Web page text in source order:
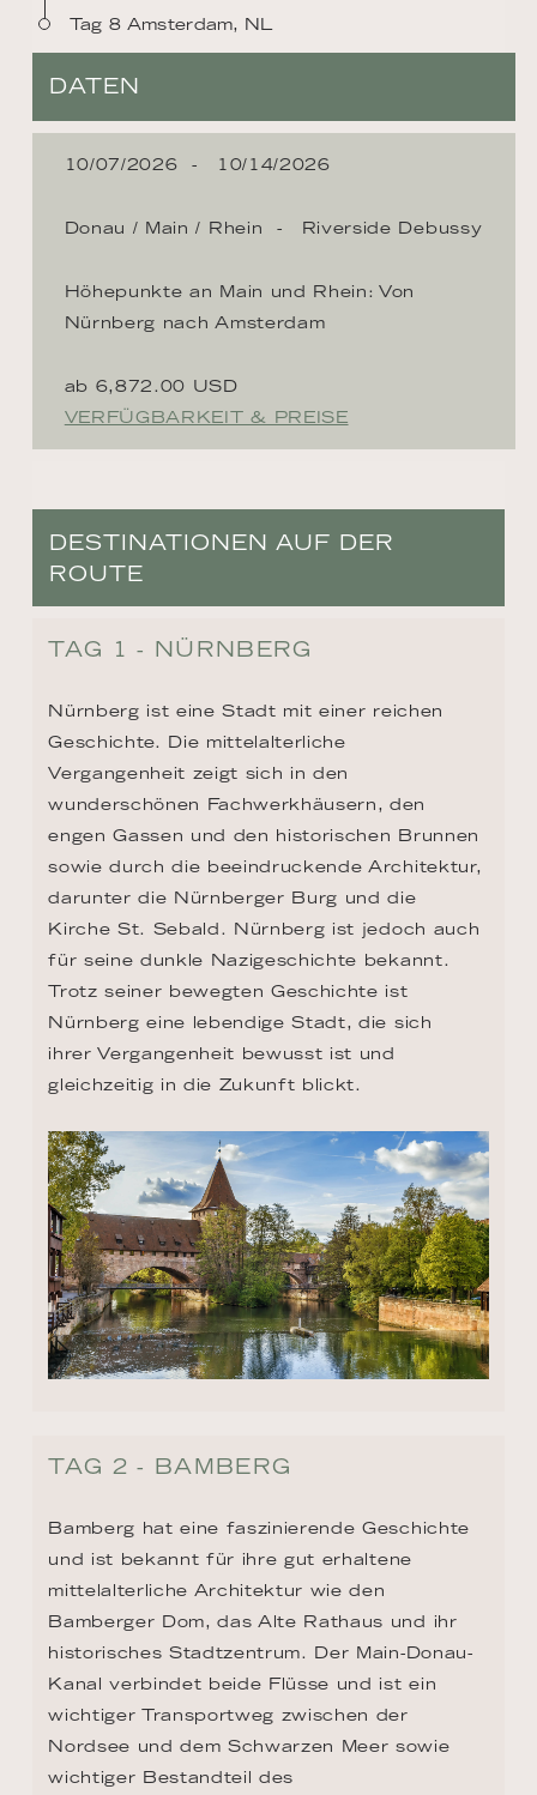
Tag 8 Amsterdam, NL
DATEN
10/07/2026 10/14/2026
Donau / Main / Rhein Riverside Debussy
Höhepunkte an Main und Rhein: Von
Nürnberg nach Amsterdam
ab 6,872.00 USD
VERFÜGBARKEIT & PREISE
DESTINATIONEN AUF DER
ROUTE
TAG 1 - NÜRNBERG
Nürnberg ist eine Stadt mit einer reichen
Geschichte. Die mittelalterliche
Vergangenheit zeigt sich in den
wunderschönen Fachwerkhäusern, den
engen Gassen und den historischen Brunnen
sowie durch die beeindruckende Architektur,
darunter die Nürnberger Burg und die
Kirche St. Sebald. Nürnberg ist jedoch auch
für seine dunkle Nazigeschichte bekannt.
Trotz seiner bewegten Geschichte ist
Nürnberg eine lebendige Stadt, die sich
ihrer Vergangenheit bewusst ist und
gleichzeitig in die Zukunft blickt.
TAG 2 - BAMBERG
Bamberg hat eine faszinierende Geschichte
und ist bekannt für ihre gut erhaltene
mittelalterliche Architektur wie den
Bamberger Dom, das Alte Rathaus und ihr
historisches Stadtzentrum. Der Main-Donau-
Kanal verbindet beide Flüsse und ist ein
wichtiger Transportweg zwischen der
Nordsee und dem Schwarzen Meer sowie
wichtiger Bestandteil des